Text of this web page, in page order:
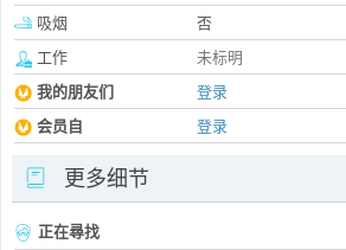
吸烟
否
工作
未标明
我的朋友们
登录
会员自
登录
更多细节
正在尋找